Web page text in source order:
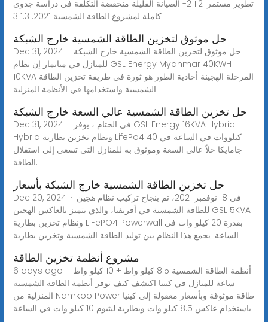
تطوير مستمر. 1.2 2- الصيانة القليلة منخفضة التكلفة في دراسة جدوى
كاملة لمشروع الطاقة الشمسية 2021. 1.3 3
حل موثوق لتخزين الطاقة الشمسية خارج الشبكة
Dec 31, 2024 · حل موثوق لتخزين الطاقة الشمسية خارج الشبكة
للمنازل في ميانمار إن نظام GSL Energy Myanmar 40KWH
10KVA المرحلة الهجينة أحادية الطور هو ثورة في طريقة تخزين الطاقة
الشمسية واستخدامها في الأنظمة المنزلية
حل تخزين الطاقة الشمسية عالي السعة خارج الشبكة
Dec 31, 2024 · في الختام ، يوفر GSL Energy 16KVA Hybrid
Hybrid ونظام تخزين بطارية LifePo4 40 كيلووات في الساعة في
جامايكا حلاً عالي السعة وموثوق به للمنازل التي تسعى إلى استقلال
الطاقة.
حل تخزين الطاقة الشمسية خارج الشبكة بأسعار
Dec 20, 2024 · في 18 نوفمبر 2021، تم بنجاح تركيب نظام هجين
للطاقة الشمسية في أفريقيا، والذي يتميز بالعاكس الهجين GSL 5KVA
ونظام تخزين بطارية LiFePO4 Powerwall بقدرة 20 كيلو وات في
الساعة. يجمع هذا النظام بين توليد الطاقة الشمسية وتخزين بطارية
مشروع أنظمة تخزين الطاقة
6 days ago · أنظمة الطاقة الشمسية 8.5 كيلو واط + 10 كيلو واط
ساعة للمنازل في كينيا اكتشف كيف توفر أنظمة الطاقة الشمسية
المنزلية من Namkoo Power طاقة موثوقة وبأسعار معقولة إلى كينيا
باستخدام عاكس 8.5 كيلو وات وبطارية ليثيوم 10 كيلو وات في الساعة.